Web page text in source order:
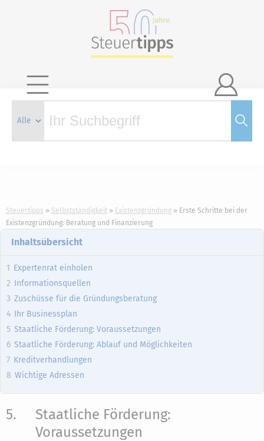

Steuertipps Selbstständigkeit Existenzgründung
Erste Schritte bei der
Existenzgründung: Beratung und Finanzierung
Inhaltsübersicht
Expertenrat einholen
Informationsquellen
Zuschüsse für die Gründungsberatung
Ihr Businessplan
Staatliche Förderung: Voraussetzungen
Staatliche Förderung: Ablauf und Möglichkeiten
Kreditverhandlungen
Wichtige Adressen
5.
Staatliche Förderung:
Voraussetzungen